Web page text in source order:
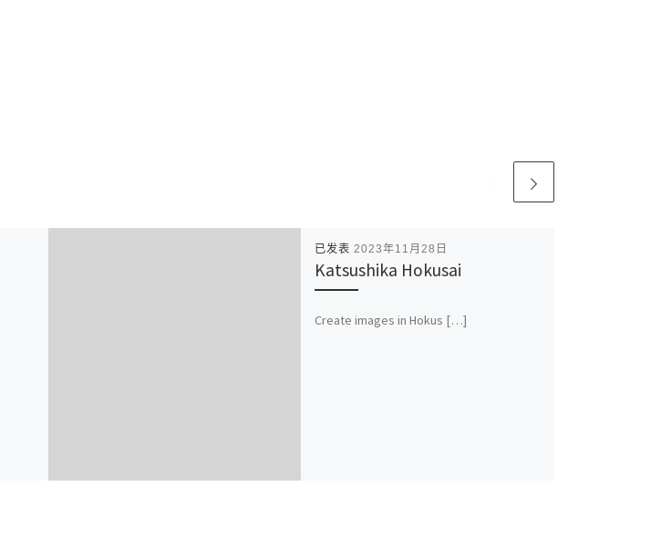
已发表 2023年11月28日
Katsushika Hokusai
Create images in Hokus […]